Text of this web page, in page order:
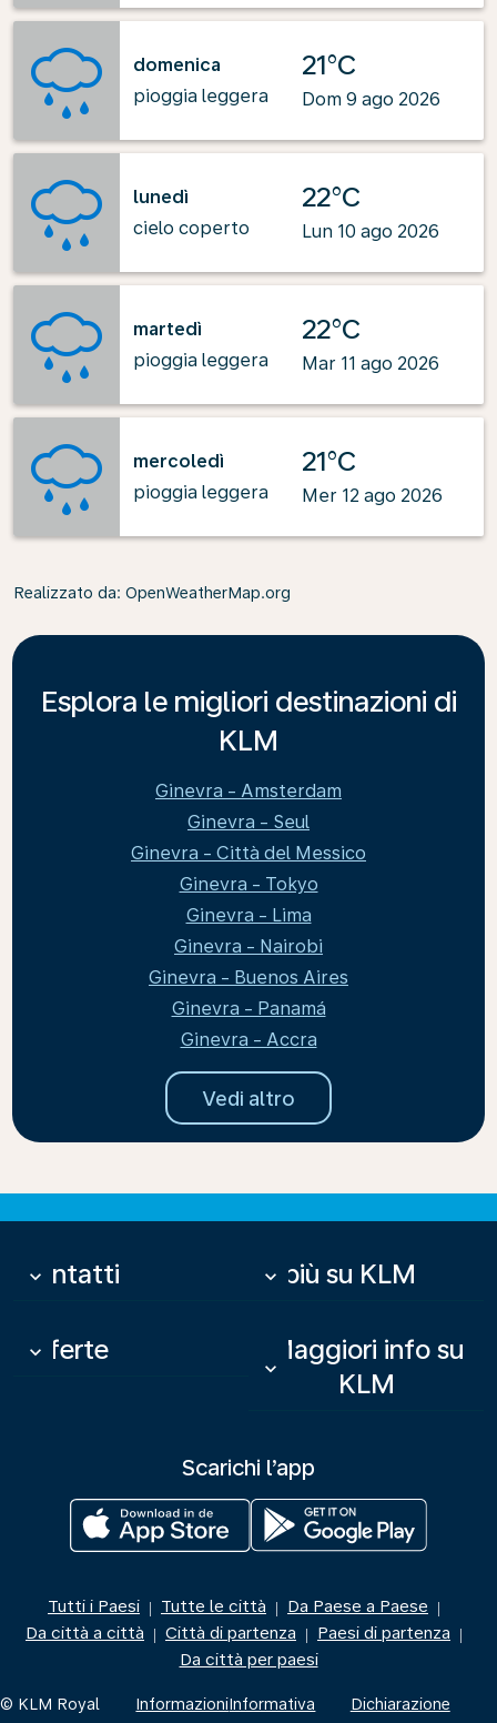
domenica
pioggia leggera
21°C
Dom 9 ago 2026
lunedì
cielo coperto
22°C
Lun 10 ago 2026
martedì
pioggia leggera
22°C
Mar 11 ago 2026
mercoledì
pioggia leggera
21°C
Mer 12 ago 2026
Realizzato da: OpenWeatherMap.org
Esplora le migliori destinazioni di
KLM
Ginevra - Amsterdam
Ginevra - Seul
Ginevra - Città del Messico
Ginevra - Tokyo
Ginevra - Lima
Ginevra - Nairobi
Ginevra - Buenos Aires
Ginevra - Panamá
Ginevra - Accra
Vedi altro
Contatti
keyboard_arrow_down Di più su KLM
keyboard_arrow_down
Offerte
keyboard_arrow_down
Maggiori info su
KLM
keyboard_arrow_down
Scarichi l’app
Tutti i Paesi | Tutte le città | Da Paese a Paese |
Da città a città | Città di partenza | Paesi di partenza |
Da città per paesi
© KLM Royal
InformazioniInformativa
Dichiarazione